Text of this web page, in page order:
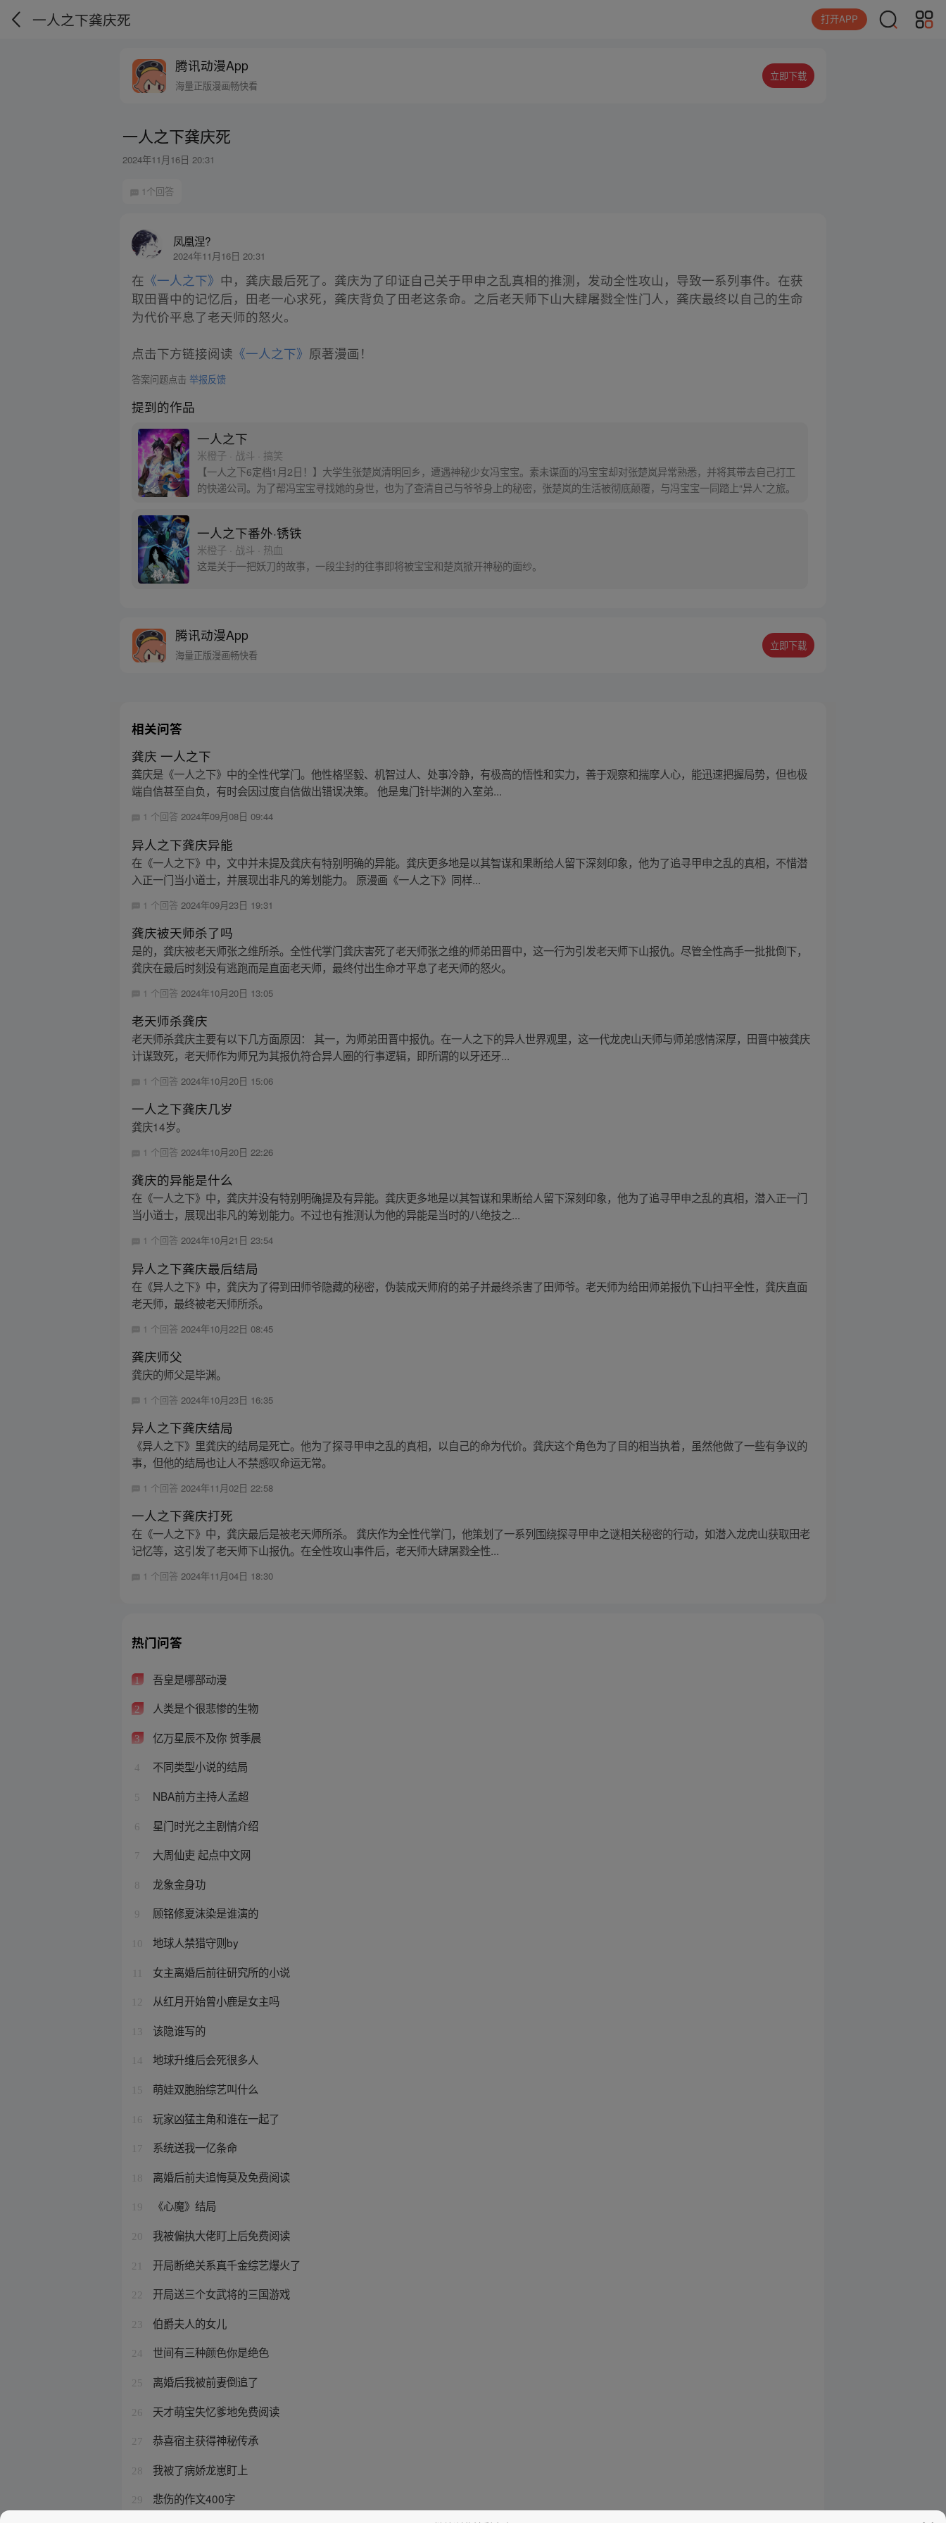
一人之下龚庆死 打开APP
腾讯动漫App
海量正版漫画畅快看
立即下载
一人之下龚庆死
2024年11月16日 20:31
1个回答
凤凰涅?
2024年11月16日 20:31
在 《一人之下》 中，龚庆最后死了。龚庆为了印证自己关于甲申之乱真相的推测，发动全性攻山，导致一系列事件。在获
取田晋中的记忆后，田老一心求死，龚庆背负了田老这条命。之后老天师下山大肆屠戮全性门人，龚庆最终以自己的生命
为代价平息了老天师的怒火。
点击下方链接阅读 《一人之下》 原著漫画！
答案问题点击举报反馈
提到的作品
一人之下
米橙子 · 战斗 · 搞笑
【一人之下6定档1月2日！】大学生张楚岚清明回乡，遭遇神秘少女冯宝宝。素未谋面的冯宝宝却对张楚岚异常熟悉，并将其带去自己打工
的快递公司。为了帮冯宝宝寻找她的身世，也为了查清自己与爷爷身上的秘密，张楚岚的生活被彻底颠覆，与冯宝宝一同踏上“异人”之旅。
一人之下番外·锈铁
米橙子 · 战斗 · 热血
这是关于一把妖刀的故事，一段尘封的往事即将被宝宝和楚岚掀开神秘的面纱。
腾讯动漫App
海量正版漫画畅快看
立即下载
相关问答
龚庆 一人之下
龚庆是《一人之下》中的全性代掌门。他性格坚毅、机智过人、处事冷静，有极高的悟性和实力，善于观察和揣摩人心，能迅速把握局势，但也极
端自信甚至自负，有时会因过度自信做出错误决策。 他是鬼门针毕渊的入室弟...
1 个回答2024年09月08日 09:44
异人之下龚庆异能
在《一人之下》中，文中并未提及龚庆有特别明确的异能。龚庆更多地是以其智谋和果断给人留下深刻印象，他为了追寻甲申之乱的真相，不惜潜
入正一门当小道士，并展现出非凡的筹划能力。 原漫画《一人之下》同样...
1 个回答 2024年09月23日 19:31
龚庆被天师杀了吗
是的，龚庆被老天师张之维所杀。全性代掌门龚庆害死了老天师张之维的师弟田晋中，这一行为引发老天师下山报仇。尽管全性高手一批批倒下，
龚庆在最后时刻没有逃跑而是直面老天师，最终付出生命才平息了老天师的怒火。
1 个回答 2024年10月20日 13:05
老天师杀龚庆
老天师杀龚庆主要有以下几方面原因： 其一，为师弟田晋中报仇。在一人之下的异人世界观里，这一代龙虎山天师与师弟感情深厚，田晋中被龚庆
计谋致死，老天师作为师兄为其报仇符合异人圈的行事逻辑，即所谓的以牙还牙...
1 个回答2024年10月20日 15:06
一人之下龚庆几岁
龚庆14岁。
1 个回答2024年10月20日 22:26
龚庆的异能是什么
在《一人之下》中，龚庆并没有特别明确提及有异能。龚庆更多地是以其智谋和果断给人留下深刻印象，他为了追寻甲申之乱的真相，潜入正一门
当小道士，展现出非凡的筹划能力。不过也有推测认为他的异能是当时的八绝技之...
1 个回答2024年10月21日 23:54
异人之下龚庆最后结局
在《异人之下》中，龚庆为了得到田师爷隐藏的秘密，伪装成天师府的弟子并最终杀害了田师爷。老天师为给田师弟报仇下山扫平全性，龚庆直面
老天师，最终被老天师所杀。
1 个回答 2024年10月22日 08:45
龚庆师父
龚庆的师父是毕渊。
1 个回答 2024年10月23日 16:35
异人之下龚庆结局
《异人之下》里龚庆的结局是死亡。他为了探寻甲申之乱的真相，以自己的命为代价。龚庆这个角色为了目的相当执着，虽然他做了一些有争议的
事，但他的结局也让人不禁感叹命运无常。
1 个回答2024年11月02日 22:58
一人之下龚庆打死
在《一人之下》中，龚庆最后是被老天师所杀。 龚庆作为全性代掌门，他策划了一系列围绕探寻甲申之谜相关秘密的行动，如潜入龙虎山获取田老
记忆等，这引发了老天师下山报仇。在全性攻山事件后，老天师大肆屠戮全性...
1 个回答2024年11月04日 18:30
热门问答
1 吾皇是哪部动漫
2 人类是个很悲惨的生物
3 亿万星辰不及你 贺季晨
4 不同类型小说的结局
5 NBA前方主持人孟超
6 星门时光之主剧情介绍
7 大周仙吏 起点中文网
8 龙象金身功
9 顾铭修夏沫染是谁演的
10 地球人禁猎守则by
女主离婚后前往研究所的小说
12 从红月开始曾小鹿是女主吗
13 该隐谁写的
14 地球升维后会死很多人
15 萌娃双胞胎综艺叫什么
16 玩家凶猛主角和谁在一起了
17 系统送我一亿条命
18 离婚后前夫追悔莫及免费阅读
19 《心魔》结局
20 我被偏执大佬盯上后免费阅读
21 开局断绝关系真千金综艺爆火了
22 开局送三个女武将的三国游戏
23 伯爵夫人的女儿
24 世间有三种颜色你是绝色
25 离婚后我被前妻倒追了
26 天才萌宝失忆爹地免费阅读
27 恭喜宿主获得神秘传承
28 我被了病娇龙崽盯上
29 悲伤的作文400字